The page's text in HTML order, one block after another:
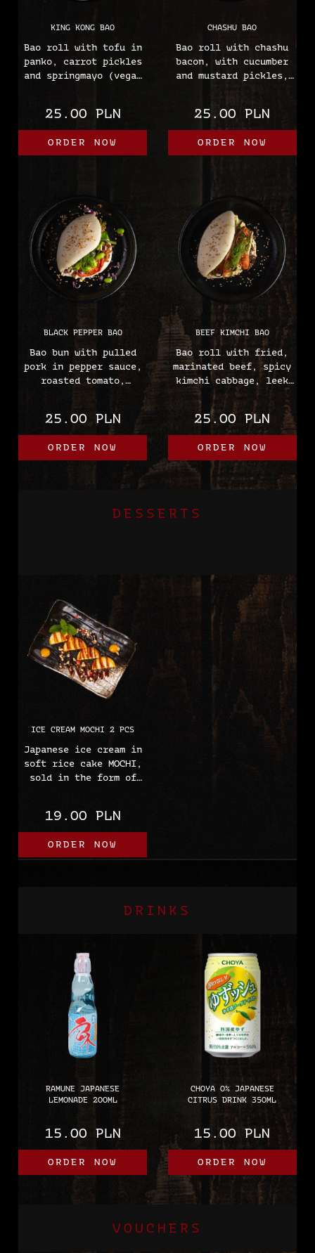
KING KONG BAO
Bao roll with tofu in
panko, carrot pickles
and springmayo (vegan
wheat)
25.00 PLN
ORDER NOW
CHASHU BAO
Bao roll with chashu
bacon, with cucumber
and mustard pickles,
mayonnaise
(sesame, soy, wheat,
eggs, mustard)
25.00 PLN
ORDER NOW
BLACK PEPPER BAO
Bao bun with pulled
pork in pepper sauce,
roasted tomato,
Japanese mayonnaise,
sesame, mayu oil, red
onion
(Wheat, soy, sesame,
25.00 PLN
ORDER NOW
BEEF KIMCHI BAO
Bao roll with fried,
marinated beef, spicy
kimchi cabbage, leek
chips, chives,
Japanese mayonnaise,
and sesame
(Wheat, Soybeans,
Eggs, Mustard, Sesame)
25.00 PLN
ORDER NOW
DESSERTS
ICE CREAM MOCHI 2 PCS
Japanese ice cream in
soft rice cake MOCHI,
sold in the form of
of flavours.
19.00 PLN
ORDER NOW
DRINKS
RAMUNE JAPANESE
LEMONADE 200ML
15.00 PLN
ORDER NOW
CHOYA 0% JAPANESE
CITRUS DRINK 350ML
15.00 PLN
ORDER NOW
VOUCHERS